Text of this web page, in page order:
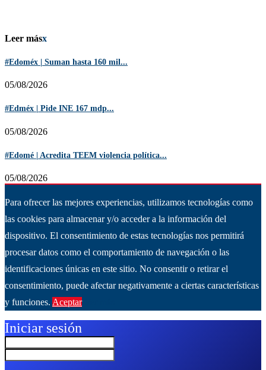
Leer másx
#Edoméx | Suman hasta 160 mil...
05/08/2026
#Edméx | Pide INE 167 mdp...
05/08/2026
#Edomé | Acredita TEEM violencia política...
05/08/2026
Para ofrecer las mejores experiencias, utilizamos tecnologías como
las cookies para almacenar y/o acceder a la información del
dispositivo. El consentimiento de estas tecnologías nos permitirá
procesar datos como el comportamiento de navegación o las
identificaciones únicas en este sitio. No consentir o retirar el
consentimiento, puede afectar negativamente a ciertas características
y funciones. Aceptar
Iniciar sesión